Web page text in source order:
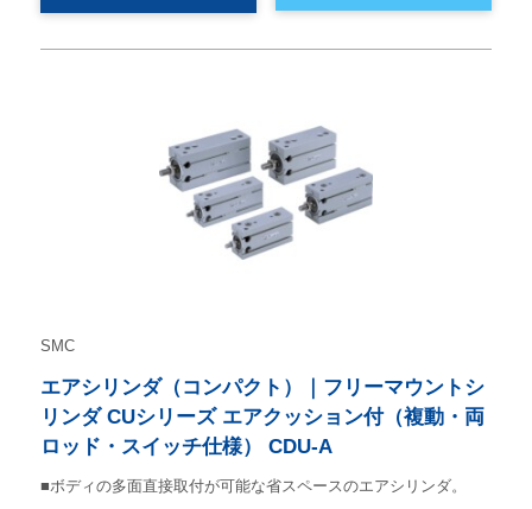
SMC
エアシリンダ（コンパクト）｜フリーマウントシ
リンダ CUシリーズ エアクッション付（複動・両
ロッド・スイッチ仕様） CDU-A
■ボディの多面直接取付が可能な省スペースのエアシリンダ。